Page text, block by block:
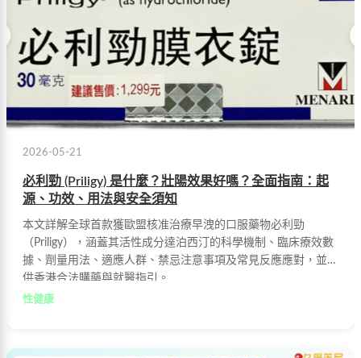
2026-05-21
必利勁 (Priligy) 是什麼？壯陽效果好嗎？全面指南：起
源、功效、用法與安全須知
本文詳解全球首款獲歐盟核准治療早洩的口服藥物必利勁
（Priligy），涵蓋其活性成分達泊西汀的科學機制、臨床療效數
據、劑量用法、適應人群、禁忌注意事項及常見反應應對，並提
供香港合法購藥與就醫指引。
性健康